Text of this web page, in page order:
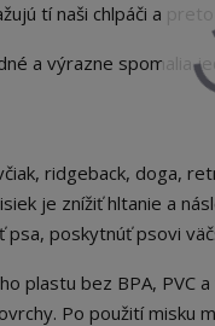
tí naši chlpáči a
a výrazne spomalia
ridgeback, doga,
je znížiť hltanie a
psa, poskytnúť psovi
plastu bez BPA, PVC
Po použití misku